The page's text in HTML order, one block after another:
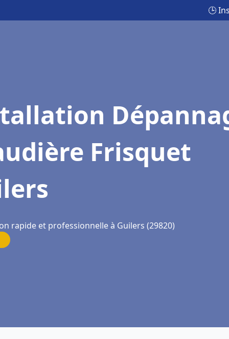
🕒
Frisquet
rapide et professionnelle à Guilers (29820)